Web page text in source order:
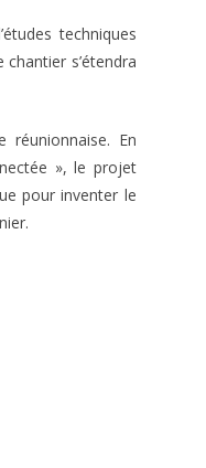
techniques
chantier s’étendra
réunionnaise. En
», le projet
pour inventer le